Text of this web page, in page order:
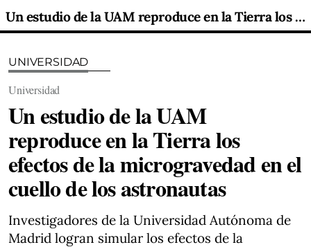
Un estudio de la UAM reproduce en la Tierra los efectos de la microgravedad en el cuello de los astronautas
UNIVERSIDAD
Universidad
Un estudio de la UAM
reproduce en la Tierra los
efectos de la microgravedad en el
cuello de los astronautas
Investigadores de la Universidad Autónoma de
Madrid logran simular los efectos de la